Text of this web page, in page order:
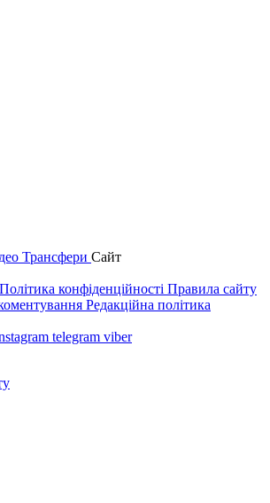
Трансфери Сайт
Політика конфіденційності Правила сайту
Редакційна політика
telegram viber